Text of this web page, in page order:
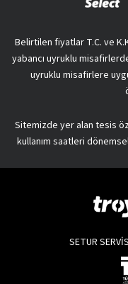
Belirtilen fiyatlar T.C. ve
yabancı uyruklu
uyruklu misafirlere
Sitemizde yer alan tesis
kullanım saatleri
SETUR